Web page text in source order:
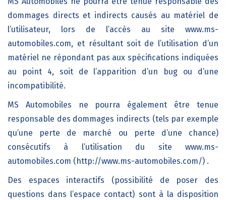
dommages directs et indirects causés au matériel de
l’utilisateur, lors de l’accès au site www.ms-
automobiles.com, et résultant soit de l’utilisation d’un
matériel ne répondant pas aux spécifications indiquées
au point 4, soit de l’apparition d’un bug ou d’une
incompatibilité.
MS Automobiles ne pourra également être tenue
responsable des dommages indirects (tels par exemple
qu’une perte de marché ou perte d’une chance)
consécutifs à l’utilisation du site www.ms-
automobiles.com (http://www.ms-automobiles.com/) .
Des espaces interactifs (possibilité de poser des
questions dans l’espace contact) sont à la disposition